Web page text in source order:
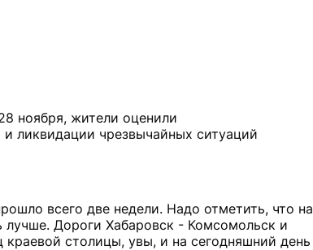
ноября, жители оценили
ликвидации чрезвычайных ситуаций
всего две недели. Надо отметить, что на
лучше. Дороги Хабаровск - Комсомольск и
столицы, увы, и на сегодняшний день